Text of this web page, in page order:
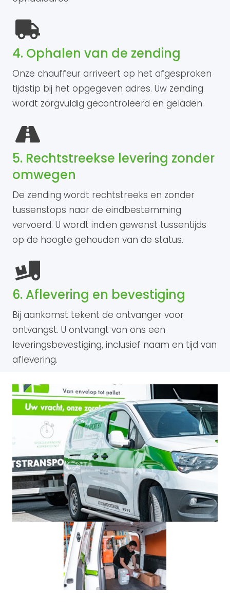
4. Ophalen van de zending
Onze chauffeur arriveert op het afgesproken
tijdstip bij het opgegeven adres. Uw zending
wordt zorgvuldig gecontroleerd en geladen.
5. Rechtstreekse levering zonder
omwegen
De zending wordt rechtstreeks en zonder
tussenstops naar de eindbestemming
vervoerd. U wordt indien gewenst tussentijds
op de hoogte gehouden van de status.
6. Aflevering en bevestiging
Bij aankomst tekent de ontvanger voor
ontvangst. U ontvangt van ons een
leveringsbevestiging, inclusief naam en tijd van
aflevering.